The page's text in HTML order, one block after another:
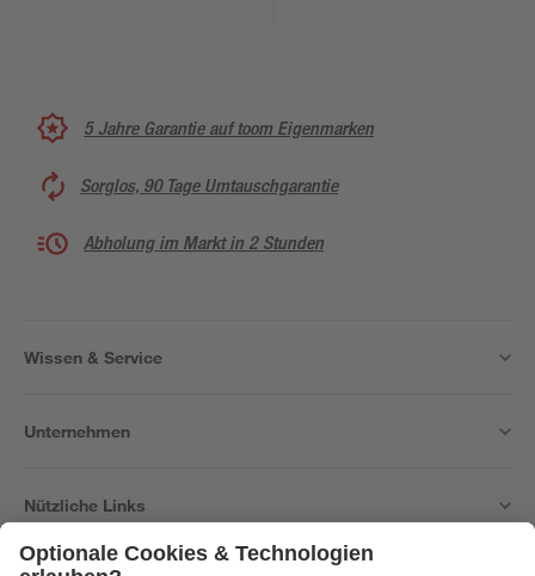
5 Jahre Garantie auf toom Eigenmarken
Sorglos, 90 Tage Umtauschgarantie
Abholung im Markt in 2 Stunden
Wissen & Service
Unternehmen
Nützliche Links